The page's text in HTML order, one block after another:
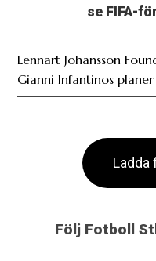
se FIFA-
Lennart Johansson
Gianni Infantinos
Ladda
Följ Fotboll